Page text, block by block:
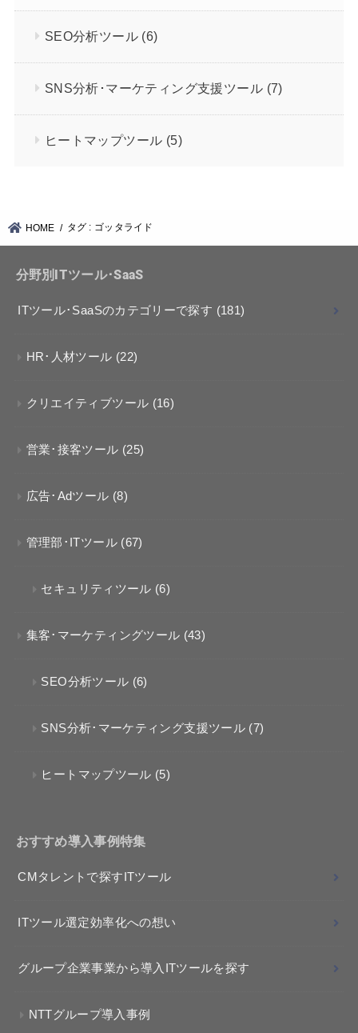
SEO分析ツール (6)
SNS分析･マーケティング支援ツール (7)
ヒートマップツール (5)
HOME タグ : ゴッタライド
分野別ITツール･SaaS
ITツール･SaaSのカテゴリーで探す (181)
HR･人材ツール (22)
クリエイティブツール (16)
営業･接客ツール (25)
広告･Adツール (8)
管理部･ITツール (67)
セキュリティツール (6)
集客･マーケティングツール (43)
SEO分析ツール (6)
SNS分析･マーケティング支援ツール (7)
ヒートマップツール (5)
おすすめ導入事例特集
CMタレントで探すITツール
ITツール選定効率化への想い
グループ企業事業から導入ITツールを探す
NTTグループ導入事例